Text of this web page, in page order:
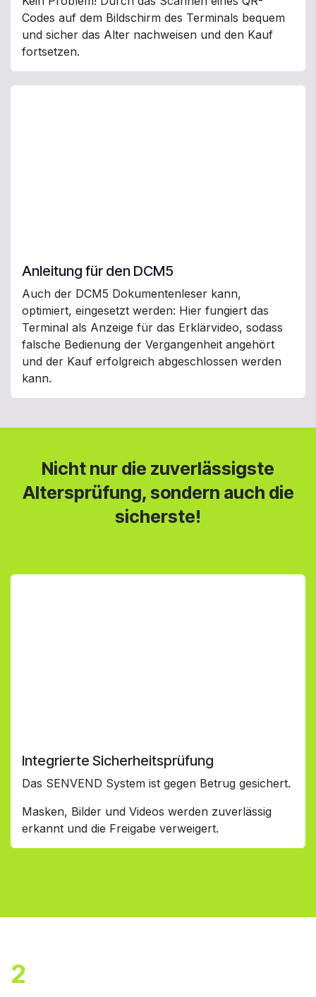
Codes auf dem Bildschirm des Terminals bequem
und sicher das Alter nachweisen und den Kauf
fortsetzen.
Anleitung für den DCM5
Auch der DCM5 Dokumentenleser kann,
optimiert, eingesetzt werden: Hier fungiert das
Terminal als Anzeige für das Erklärvideo, sodass
falsche Bedienung der Vergangenheit angehört
und der Kauf erfolgreich abgeschlossen werden
kann.
Nicht nur die zuverlässigste
Altersprüfung, sondern auch die
sicherste!
Integrierte Sicherheitsprüfung
Das SENVEND System ist gegen Betrug gesichert.
Masken, Bilder und Videos werden zuverlässig
erkannt und die Freigabe verweigert.
2